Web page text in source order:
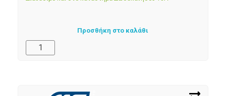
Προσθήκη στο καλάθι